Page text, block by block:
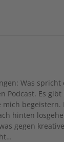
Was spricht
Podcast. Es
begeistern.
hinten
gegen